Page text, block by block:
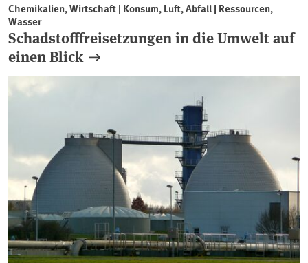
Chemikalien, Wirtschaft | Konsum, Luft, Abfall | Ressourcen,
Wasser
Schadstofffreisetzungen in die Umwelt auf
einen Blick